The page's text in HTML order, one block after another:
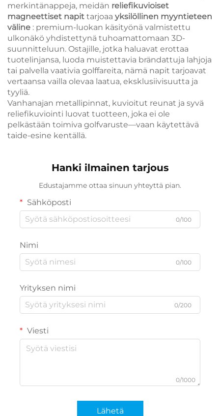
merkintänappeja, meidän reliefikuvioiset
magneettiset napit tarjoaa yksilöllinen myyntieteen
väline : premium-luokan käsityönä valmistettu
ulkonäkö yhdistettynä tuhoamattomaan 3D-
suunnitteluun. Ostajille, jotka haluavat erottaa
tuotelinjansa, luoda muistettavia brändattuja lahjoja
tai palvella vaativia golffareita, nämä napit tarjoavat
vertaansa vailla olevaa laatua, eksklusiivisuutta ja
tyyliä.
Vanhanajan metallipinnat, kuvioitut reunat ja syvä
reliefikuviointi luovat tuotteen, joka ei ole
pelkästään toimiva golfvaruste—vaan käytettävä
taide-esine kentällä.
Hanki ilmainen tarjous
Edustajamme ottaa sinuun yhteyttä pian.
Sähköposti
0/100
Nimi
0/100
Yrityksen nimi
0/200
Viesti
0/1000
Lähetä